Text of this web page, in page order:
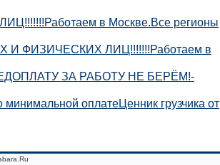
в Москве.Все регионы
ФИЗИЧЕСКИХ ЛИЦ!!!!!!!Работаем в
ЗА РАБОТУ НЕ БЕРЁМ!-
оплатеЦенник грузчика от